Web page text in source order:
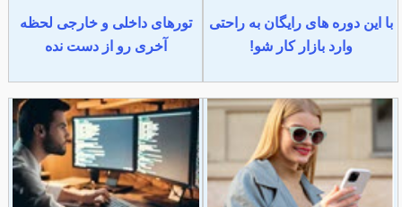
با این دوره های رایگان به راحتی
وارد بازار کار شو!
تورهای داخلی و خارجی لحظه
آخری رو از دست نده